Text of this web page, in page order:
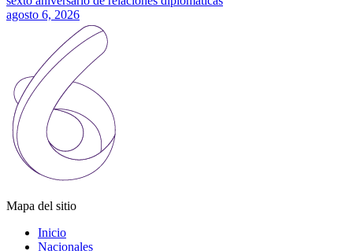
agosto 6, 2026
Mapa del sitio
Inicio
Nacionales